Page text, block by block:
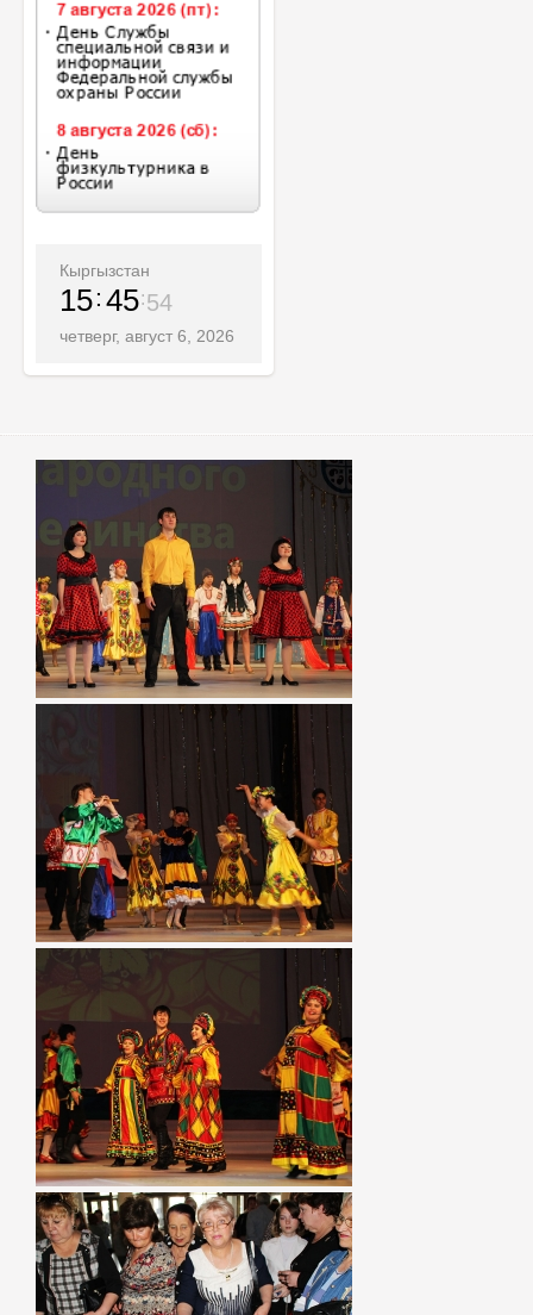
Кыргызстан
15 45 56
четверг, август 6, 2026